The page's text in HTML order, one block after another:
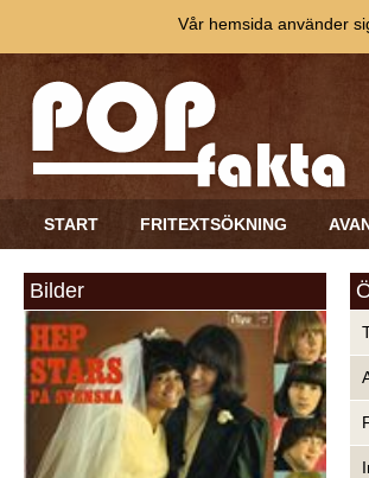
START FRITEXTSÖKNING
Bilder
Vår hemsida använder